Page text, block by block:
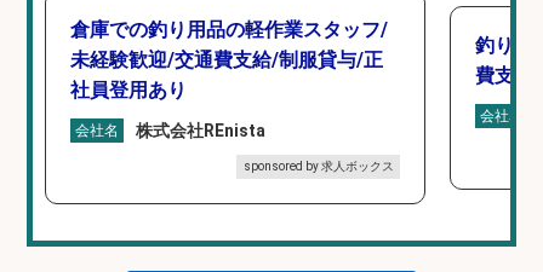
倉庫での釣り用品の軽作業スタッフ/
未経験歓迎/交通費支給/制服貸与/正
社員登用あり
会社名 株式会社REnista
sponsored by 求人ボックス
釣り具
費支給
会社名